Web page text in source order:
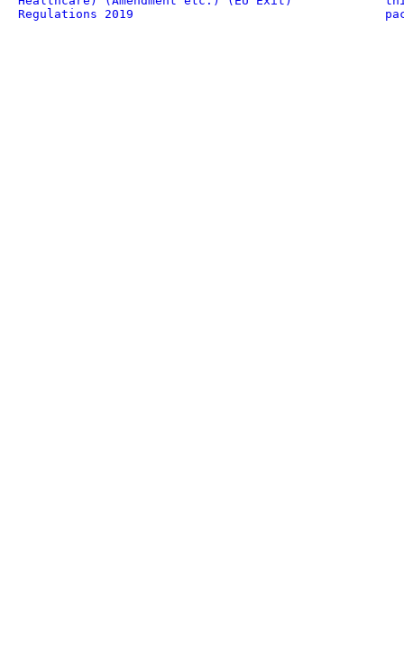
Regulations 2019